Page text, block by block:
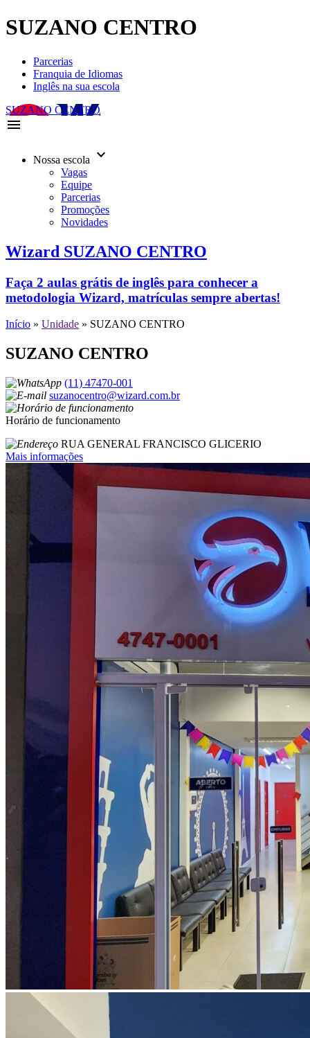
SUZANO CENTRO
Parcerias
Franquia de Idiomas
Inglês na sua escola
SUZANO CENTRO
menu
Nossa escola keyboard_arrow_down
Vagas
Equipe
Parcerias
Promoções
Novidades
Wizard SUZANO CENTRO
Faça 2 aulas grátis de inglês para conhecer a
metodologia Wizard, matrículas sempre abertas!
Início » Unidade » SUZANO CENTRO
SUZANO CENTRO
(11) 47470-001
suzanocentro@wizard.com.br
Horário de funcionamento
RUA GENERAL FRANCISCO GLICERIO
Mais informações